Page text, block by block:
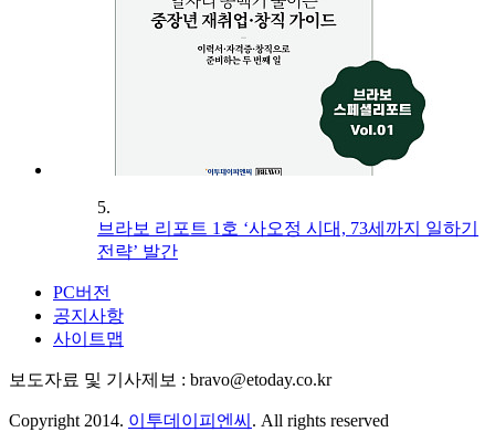
5.
브라보 리포트 1호 ‘사오정 시대, 73세까지 일하기
전략’ 발간
PC버전
공지사항
사이트맵
보도자료 및 기사제보 : bravo@etoday.co.kr
Copyright 2014. 이투데이피엔씨 . All rights reserved